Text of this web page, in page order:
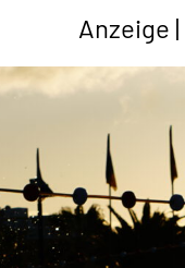
Anzeige |